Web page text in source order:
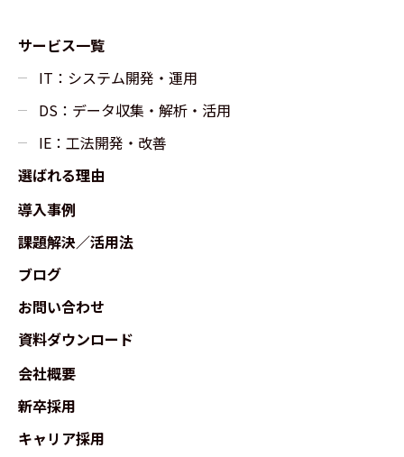
サービス一覧
IT：システム開発・運用
DS：データ収集・解析・活用
IE：工法開発・改善
選ばれる理由
導入事例
課題解決／活用法
ブログ
お問い合わせ
資料ダウンロード
会社概要
新卒採用
キャリア採用